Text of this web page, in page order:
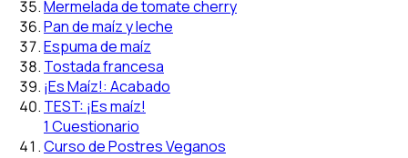
Mermelada de tomate cherry
Pan de maíz y leche
Espuma de maíz
Tostada francesa
¡Es Maíz!: Acabado
TEST: ¡Es maíz!
1 Cuestionario
Curso de Postres Veganos